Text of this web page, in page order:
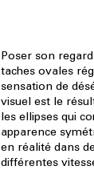
Poser son
taches ovales
sensation de
visuel est le
les ellipses qui
apparence
en réalité dans
différentes